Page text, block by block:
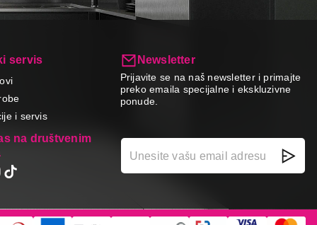
servis
i servis
na društvenim
Newsletter
Prijavite se na naš newsletter i primajte
preko emaila specijalne i ekskluzivne
ponude.